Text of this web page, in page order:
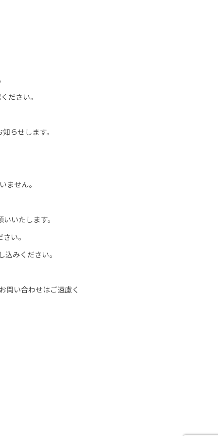
ださい。
らせします。
ません。
いたします。
い。
みください。
問い合わせはご遠慮く